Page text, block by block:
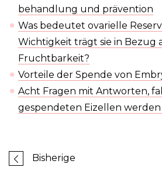
behandlung und prävention
Was bedeutet ovarielle
Wichtigkeit trägt sie in Bezug
Fruchtbarkeit?
Vorteile der Spende von
Acht Fragen mit Antworten,
gespendeten Eizellen
Bisherige